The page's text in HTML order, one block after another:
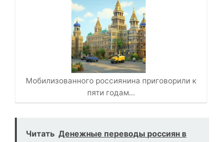
Мобилизованного россиянина приговорили к
пяти годам…
Читать Денежные переводы россиян в